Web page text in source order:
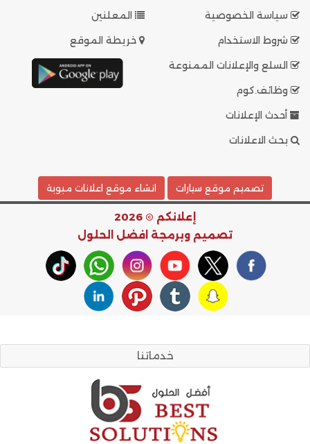
سياسة الخصوصية
شروط الاستخدام
السلع والإعلانات الممنوعة
وظائف.كوم
أحدث الإعلانات
بحث الاعلانات
المعلنين
خريطة الموقع
تصميم موقع سيارات انشاء موقع اعلانات مبوبة
إعلانكم © 2026
تصميم وبرمجة افضل الحلول
خدماتنا